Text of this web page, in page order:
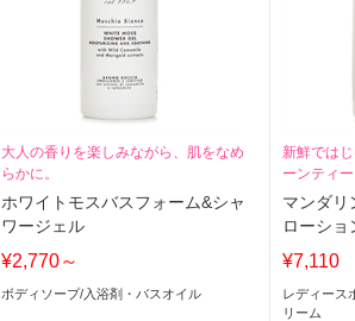
大人の香りを楽しみながら、肌をなめ
らかに。
ホワイトモスバスフォーム&シャ
ワージェル
¥2,770～
ボディソープ/ 入浴剤・バスオイル
新鮮では
ーンティー
マンダリ
ローショ
¥7,110
レディース
リーム